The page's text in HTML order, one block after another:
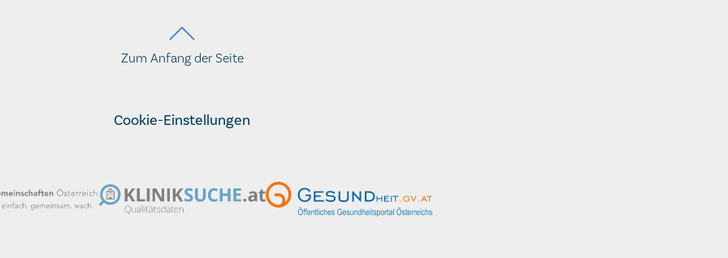
Zum Anfang der Seite
Cookie-Einstellungen